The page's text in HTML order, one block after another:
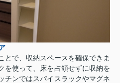
とで、収納スペースを確保できま
を使って、床を占領せずに収納を
チンではスパイスラックやマグネ